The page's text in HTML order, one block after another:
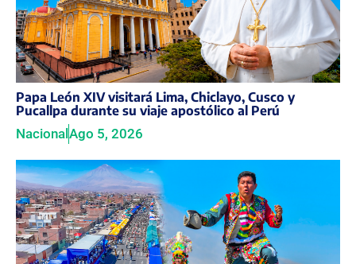
Papa León XIV visitará Lima, Chiclayo, Cusco y
Pucallpa durante su viaje apostólico al Perú
Nacional Ago 5, 2026